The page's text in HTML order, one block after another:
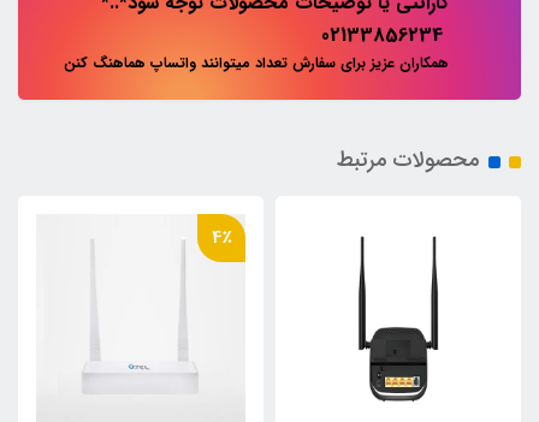
همکاران عزیز برای سفارش تعداد میتوانند واتساپ هماهنگ کنن
محصولات مرتبط
4٪